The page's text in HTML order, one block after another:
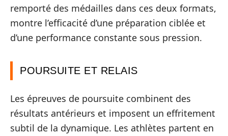
remporté des médailles dans ces deux formats,
montre l’efficacité d’une préparation ciblée et
d’une performance constante sous pression.
POURSUITE ET RELAIS
Les épreuves de poursuite combinent des
résultats antérieurs et imposent un effritement
subtil de la dynamique. Les athlètes partent en